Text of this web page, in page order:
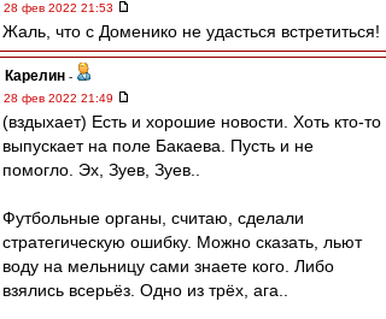
28 фев 2022 21:53
Жаль, что с Доменико не удасться встретиться!
Карелин -
28 фев 2022 21:49
(вздыхает) Есть и хорошие новости. Хоть кто-то
выпускает на поле Бакаева. Пусть и не
помогло. Эх, Зуев, Зуев..
Футбольные органы, считаю, сделали
стратегическую ошибку. Можно сказать, льют
воду на мельницу сами знаете кого. Либо
взялись всерьёз. Одно из трёх, ага..